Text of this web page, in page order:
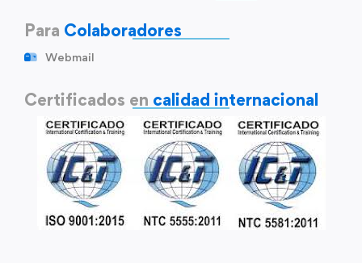
Para Colaboradores
Webmail
Certificados en calidad internacional